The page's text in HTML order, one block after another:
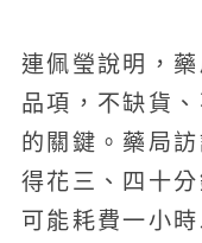
連佩瑩說明，
品項，不缺貨
的關鍵。藥局
得花三、四十
可能耗費一小